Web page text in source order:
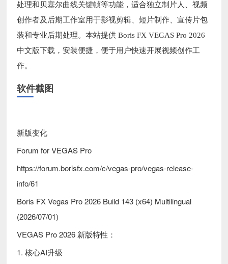
处理和贝塞尔曲线关键帧等功能，适合独立制片人、视频
创作者及后期工作室用于影视剪辑、短片制作、宣传片包
装和专业后期处理。本站提供 Boris FX VEGAS Pro 2026
中文版下载，安装便捷，便于用户快速开展视频创作工
作。
软件截图
新版变化
Forum for VEGAS Pro
https://forum.borisfx.com/c/vegas-pro/vegas-release-
info/61
Boris FX Vegas Pro 2026 Build 143 (x64) Multilingual
(2026/07/01)
VEGAS Pro 2026 新版特性：
1. 核心AI升级